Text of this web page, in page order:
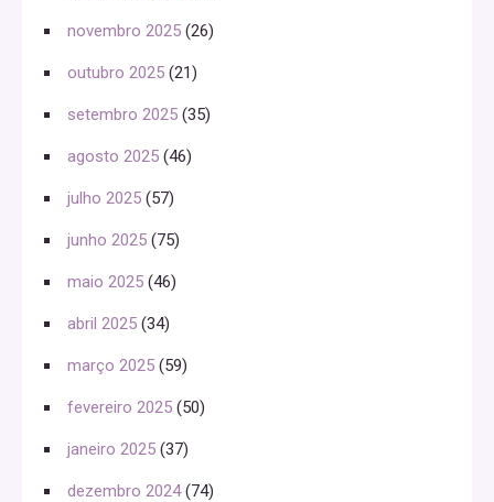
novembro 2025 (26)
outubro 2025 (21)
setembro 2025 (35)
agosto 2025 (46)
julho 2025 (57)
junho 2025 (75)
maio 2025 (46)
abril 2025 (34)
março 2025 (59)
fevereiro 2025 (50)
janeiro 2025 (37)
dezembro 2024(74)